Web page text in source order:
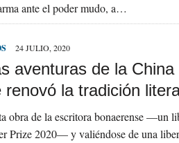
ante el poder mudo, a…
24 JULIO, 2020
aventuras de la
renovó la tradición
obra de la escritora bonaerense —un
Prize 2020— y valiéndose de una